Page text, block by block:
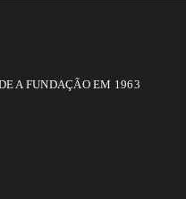
A FUNDAÇÃO EM 1963